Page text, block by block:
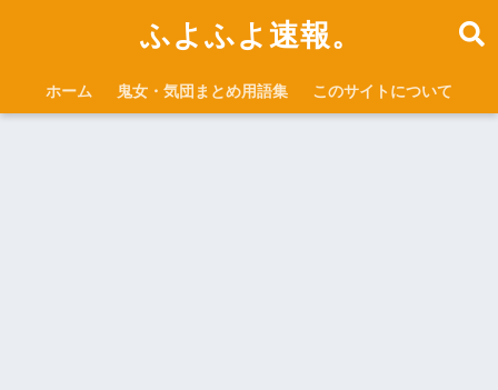
ふよふよ速報。
ホーム 鬼女・気団まとめ用語集 このサイトについて